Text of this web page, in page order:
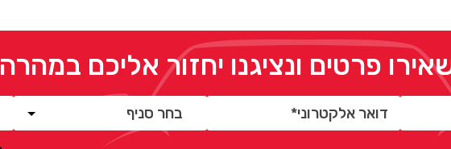
פרטים ונציגנו יחזור אליכם במהרה